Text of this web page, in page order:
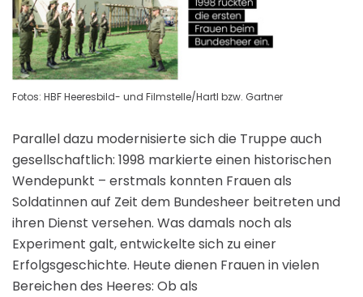
Fotos: HBF Heeresbild- und Filmstelle/Hartl bzw. Gartner
Parallel dazu modernisierte sich die Truppe auch
gesellschaftlich: 1998 markierte einen historischen
Wendepunkt – erstmals konnten Frauen als
Soldatinnen auf Zeit dem Bundesheer beitreten und
ihren Dienst versehen. Was damals noch als
Experiment galt, entwickelte sich zu einer
Erfolgsgeschichte. Heute dienen Frauen in vielen
Bereichen des Heeres: Ob als